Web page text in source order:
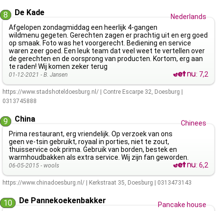
8 De Kade
Nederlands
Afgelopen zondagmiddag een heerlijk 4-gangen
wildmenu gegeten. Gerechten zagen er prachtig uit en erg goed
op smaak. Foto was het voorgerecht. Bediening en service
waren zeer goed. Een leuk team dat veel weet te vertellen over
de gerechten en de oorsprong van producten. Kortom, erg aan
te raden! Wij komen zeker terug
01-12-2021 - B. Jansen : 7,2
https://www.stadshoteldoesburg.nl/ Contre Escarpe 32, Doesburg
0313745888
9 China
Chinees
Prima restaurant, erg vriendelijk. Op verzoek van ons
geen ve-tsin gebruikt, royaal in porties, niet te zout,
thuisservice ook prima. Gebruik van borden, bestek en
warmhoudbakken als extra service. Wij zijn fan geworden.
06-05-2015 - wools :6,2
https://www.chinadoesburg.nl/ Kerkstraat 35, Doesburg 0313473143
10 De Pannekoekenbakker
Pancake house